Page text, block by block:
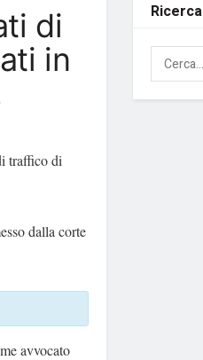
di
in
traffico di
dalla corte
avvocato
Ricerca